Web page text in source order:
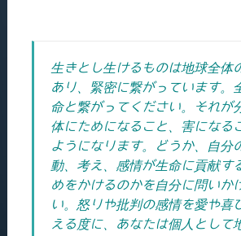
生きとし生けるものは地球全体
あり、緊密に繋がっています。
命と繋がってください。それが
体にためになること、害になる
ようになります。どうか、自分
動、考え、感情が生命に貢献す
めをかけるのかを自分に問いか
い。怒りや批判の感情を愛や喜
える度に、あなたは個人として